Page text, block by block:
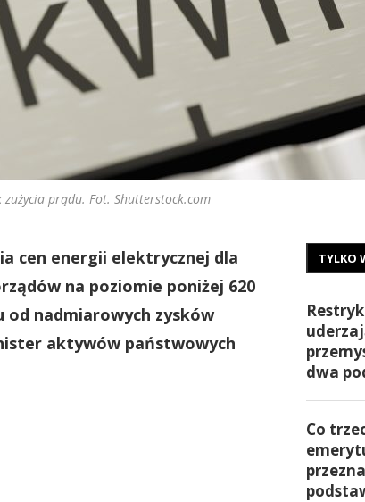
zużycia prądu. Fot. Shutterstock.com
cen energii elektrycznej dla
na poziomie poniżej 620
od nadmiarowych zysków
aktywów państwowych
TYLKO
dwa
Co